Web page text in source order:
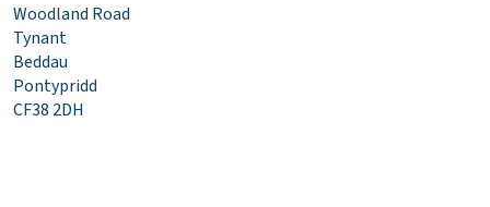
Woodland Road
Tynant
Beddau
Pontypridd
CF38 2DH